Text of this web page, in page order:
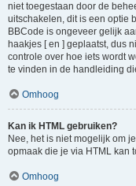
niet toegestaan door de
uitschakelen, dit is een optie
BBCode is ongeveer gelijk
haakjes [ en ] geplaatst, dus
controle over hoe iets wordt
te vinden in de handleiding
Omhoog
Kan ik HTML gebruiken?
Nee, het is niet mogelijk om
opmaak die je via HTML kan
Omhoog